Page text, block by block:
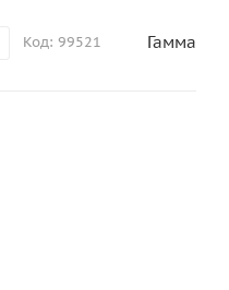
Код: 99521 Гамма